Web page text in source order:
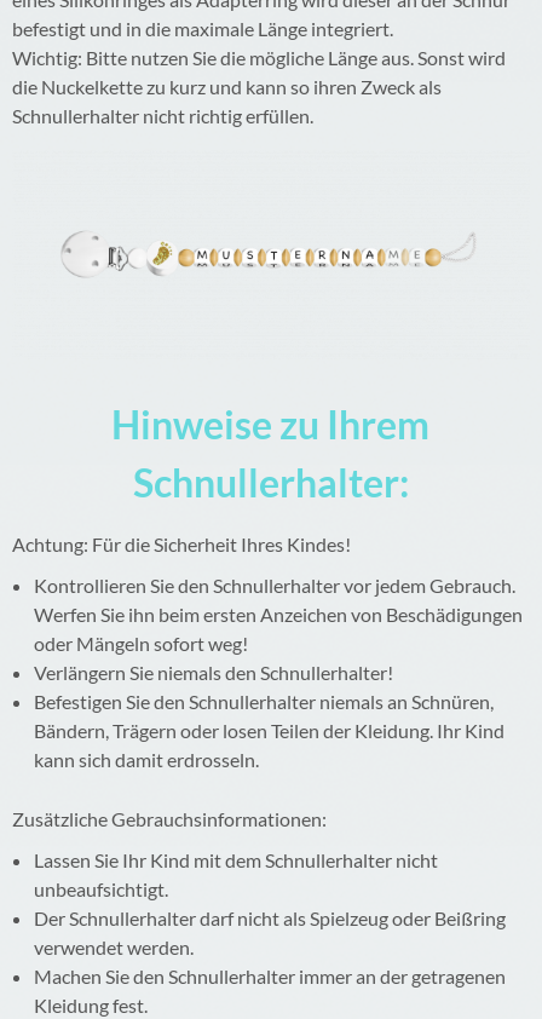
befestigt und in die maximale Länge integriert.
Wichtig: Bitte nutzen Sie die mögliche Länge aus. Sonst wird
die Nuckelkette zu kurz und kann so ihren Zweck als
Schnullerhalter nicht richtig erfüllen.
Hinweise zu Ihrem
Schnullerhalter:
Achtung: Für die Sicherheit Ihres Kindes!
Kontrollieren Sie den Schnullerhalter vor jedem Gebrauch.
Werfen Sie ihn beim ersten Anzeichen von Beschädigungen
oder Mängeln sofort weg!
Verlängern Sie niemals den Schnullerhalter!
Befestigen Sie den Schnullerhalter niemals an Schnüren,
Bändern, Trägern oder losen Teilen der Kleidung. Ihr Kind
kann sich damit erdrosseln.
Zusätzliche Gebrauchsinformationen:
Lassen Sie Ihr Kind mit dem Schnullerhalter nicht
unbeaufsichtigt.
Der Schnullerhalter darf nicht als Spielzeug oder Beißring
verwendet werden.
Machen Sie den Schnullerhalter immer an der getragenen
Kleidung fest.